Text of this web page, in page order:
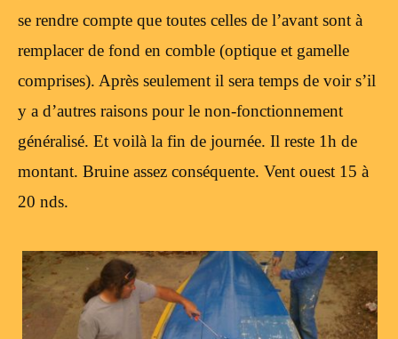
se rendre compte que toutes celles de l’avant sont à
remplacer de fond en comble (optique et gamelle
comprises). Après seulement il sera temps de voir s’il
y a d’autres raisons pour le non-fonctionnement
généralisé. Et voilà la fin de journée. Il reste 1h de
montant. Bruine assez conséquente. Vent ouest 15 à
20 nds.